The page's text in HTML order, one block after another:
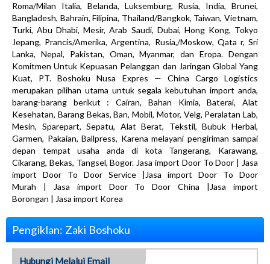
Roma/Milan Italia, Belanda, Luksemburg, Rusia, India, Brunei,
Bangladesh, Bahrain, Filipina, Thailand/Bangkok, Taiwan, Vietnam,
Turki, Abu Dhabi, Mesir, Arab Saudi, Dubai, Hong Kong, Tokyo
Jepang, Prancis/Amerika, Argentina, Rusia,/Moskow, Qata r, Sri
Lanka, Nepal, Pakistan, Oman, Myanmar, dan Eropa. Dengan
Komitmen Untuk Kepuasan Pelanggan dan Jaringan Global Yang
Kuat, PT. Boshoku Nusa Expres — China Cargo Logistics
merupakan pilihan utama untuk segala kebutuhan import anda,
barang-barang berikut : Cairan, Bahan Kimia, Baterai, Alat
Kesehatan, Barang Bekas, Ban, Mobil, Motor, Velg, Peralatan Lab,
Mesin, Sparepart, Sepatu, Alat Berat, Tekstil, Bubuk Herbal,
Garmen, Pakaian, Ballpress, Karena melayani pengiriman sampai
depan tempat usaha anda di kota Tangerang, Karawang,
Cikarang, Bekas, Tangsel, Bogor. Jasa import Door To Door | Jasa
import Door To Door Service |Jasa import Door To Door
Murah | Jasa import Door To Door China |Jasa import
Borongan | Jasa import Korea
Pengiklan: Zaki Boshoku
Hubungi Melalui Email